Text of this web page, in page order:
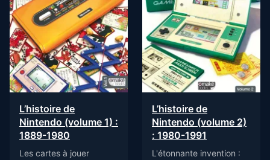
L’histoire de
Nintendo (volume 1) :
1889-1980
Les cartes à jouer
L’histoire de
Nintendo (volume 2)
: 1980-1991
L'étonnante invention :